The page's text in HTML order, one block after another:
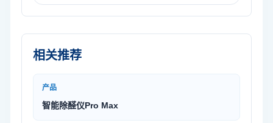
相关推荐
产品
智能除醛仪Pro Max